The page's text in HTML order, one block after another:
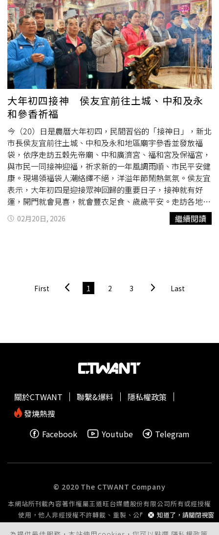
進財源，財運亨通。二、「聚財位」守財客廳斜對角L形角
落，也就是「藏風聚氣」的位置，就是「聚財位」，擺設財
神爺、彌勒佛、水晶球、水晶洞、錢母、財神符。該財位有
什麼要特別注意得地方呢？第1、不可在該位置開門，否則
就沒有財位。第2、該位置不可為走道。第3、不可放置會震
動的東西，如喇叭。第4、不可放置干擾磁場的器具，如電
話總機、電磁爐。第5、不可放置會蒸發的東西，如熱水
瓶。第6、不可放置污穢的東西，如垃圾。若違反了以上其
中一項，可就會讓您「漏財」，甚至「無財」，豈可不重
視！三、「財位」光明財位都在角落，若室內的照明不足，
往往會顯得較為昏暗，財位昏暗就象徵著未來的財運昏暗，
因此可以準備一盞光明燈，隨時照亮財位，讓財運之路光
明。此外，也可以準備一盞鹽燈，藉此吸收水分、降低濕
氣，還可以強旺整個空間的財氣。古代鹽是珍貴物品的象
徵，因此能代表錢財，所以非常適合擺放在財位上，鹽燈放
置需要注意的是，務必要保持常亮，若沒有開燈，鹽燈會
為空氣水分潮濕而融化，也象徵財運黯淡無光。駿馬載著聚
寶盆，有「馬上發財、財運奔騰」美意。（圖／楊登嵙提
供）四、開運飾品旺財2026年歲次丙午年，火馬年，馬體
與持續向前的力量，寓意事業或人生不斷突破，不怕挑戰快
速達成目標，事事順利，因此「馬到成功」。馬與行旅有
煌，還是簡單清爽，一個乾淨整齊的客廳，才能讓家人住得
人的好客與否。好客的人家總會將客廳佈置得舒適大方，能
讓客人有賓至如歸的感覺。不管客廳是否簡單，舒適大方的
髒亂不堪，客人又怎麽會願意經常過來做客呢？因此，要隨
時保持客廳的乾淨整齊，避免在客廳堆放垃圾雜物，若是客
力，並增強個人的財運，同時能夠營造良好的人際關係。
招財黃色為土，土生金，暖黃色的燈飾，能夠起到招財的作
用，助旺我們的財運，對於偏財運也有幫助。八、主人位不
可背對大門主人坐在沙發上要能察知門口的動靜，方能掌握
家裡的動態，若主人背對大門，大門的狀況將無法掌控，有
客人來訪無法立即回應，甚至已經站在主人身旁都還不知客
大年初四接神 侯友宜前往土城、中和及永
和參香祈福
今（20）日是農曆大年初四，民間習俗的「接神日」，新北
市長侯友宜前往土城、中和及永和地區廟宇參香並發放福
袋，依序走訪五穀先帝廟、中和廣濟宮、福和宮及保福宮，
與市民一同接神迎福，祈求新的一年風調雨順、市民平安健
康。現場領福袋人潮絡繹不絕，洋溢年節鬧熱氣氛。侯友宜
表示，大年初四是迎接眾神回歸的重要日子，接神就有好
運，開門就會見喜，就會豐衣足食、歲歲平安。走訪各地重
要信仰中心，除向眾神祈福，也希望為城市迎來滿滿福氣，
同時發放「馬上賺錢」福袋，祝福市民新年快樂、賺大錢。
急難救助及社福資源外，也結合環保與公益行動，展現宗教
團體回饋社會、穩定人心的正向力量。民政局表示，大年初
求都如願，還有紅寶馬主燈等特色燈組、精彩表演與美食市
02月20日, 2026 繼續閱讀
First 1 2 3 Last
知道了，請關閉視窗
關於CTWANT 聯繫&爆料
隱私權政策
發燒熱搜
Facebook
Youtube Telegram
© 2020 The CTWANT Company
本網站所刊載內容著作權屬王道旺台媒體股份有限公司所有或經授權
使用，他人非經授權不許轉載、重製、公開播送或公開傳輸。